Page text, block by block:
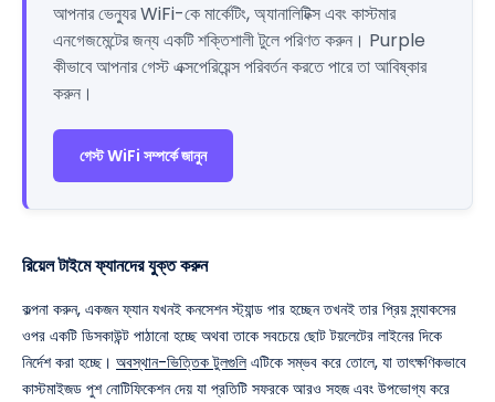
আপনার ভেন্যুর WiFi-কে মার্কেটিং, অ্যানালিটিক্স এবং কাস্টমার
এনগেজমেন্টের জন্য একটি শক্তিশালী টুলে পরিণত করুন। Purple
কীভাবে আপনার গেস্ট এক্সপেরিয়েন্স পরিবর্তন করতে পারে তা আবিষ্কার
করুন।
গেস্ট WiFi সম্পর্কে জানুন
রিয়েল টাইমে ফ্যানদের যুক্ত করুন
কল্পনা করুন, একজন ফ্যান যখনই কনসেশন স্ট্যান্ড পার হচ্ছেন তখনই তার প্রিয় স্ন্যাকসের
ওপর একটি ডিসকাউন্ট পাঠানো হচ্ছে অথবা তাকে সবচেয়ে ছোট টয়লেটের লাইনের দিকে
নির্দেশ করা হচ্ছে। অবস্থান-ভিত্তিক টুলগুলি এটিকে সম্ভব করে তোলে, যা তাৎক্ষণিকভাবে
কাস্টমাইজড পুশ নোটিফিকেশন দেয় যা প্রতিটি সফরকে আরও সহজ এবং উপভোগ্য করে